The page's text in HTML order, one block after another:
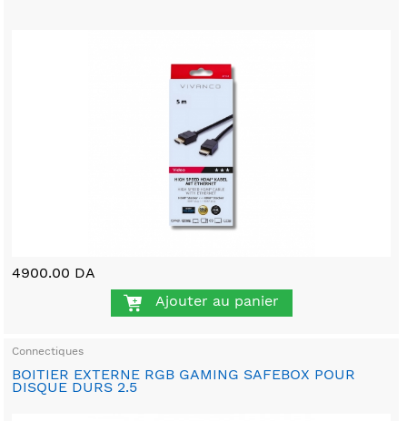
4900.00 DA
Ajouter au panier
Connectiques
BOITIER EXTERNE RGB GAMING SAFEBOX POUR
DISQUE DURS 2.5